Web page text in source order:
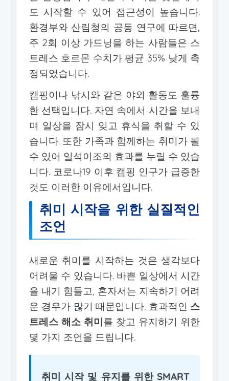
도 시작할 수 있어 접근성이 높습니다.
환경부와 산림청의 공동 연구에 따르면,
주 2회 이상 가드닝을 하는 사람들은 스
트레스 호르몬 수치가 평균 35% 낮게 측
정되었습니다.
캠핑이나 낚시와 같은 야외 활동도 훌륭
한 선택입니다. 자연 속에서 시간을 보내
며 일상을 잠시 잊고 휴식을 취할 수 있
습니다. 또한 가족과 함께하는 취미가 될
수 있어 일석이조의 효과를 누릴 수 있습
니다. 코로나19 이후 캠핑 인구가 급증한
것도 이러한 이유에서입니다.
취미 시작을 위한 실질적인
조언
새로운 취미를 시작하는 것은 생각보다
어려울 수 있습니다. 바쁜 일상에서 시간
을 내기 힘들고, 혼자서는 지속하기 어려
운 경우가 많기 때문입니다. 효과적인 스
트레스 해소 취미를 찾고 유지하기 위한
몇 가지 조언을 드립니다.
취미 시작 및 유지를 위한 SMART